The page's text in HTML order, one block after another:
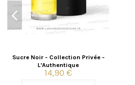
Sucre Noir - Collection Privée -
L'Authentique
14,90 €